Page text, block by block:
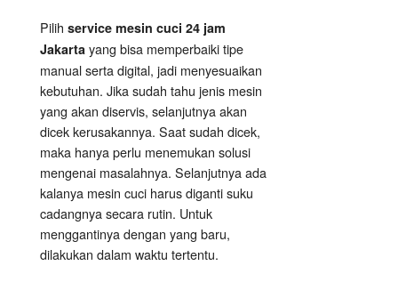
Pilih service mesin cuci 24 jam
Jakarta yang bisa memperbaiki tipe
manual serta digital, jadi menyesuaikan
kebutuhan. Jika sudah tahu jenis mesin
yang akan diservis, selanjutnya akan
dicek kerusakannya. Saat sudah dicek,
maka hanya perlu menemukan solusi
mengenai masalahnya. Selanjutnya ada
kalanya mesin cuci harus diganti suku
cadangnya secara rutin. Untuk
menggantinya dengan yang baru,
dilakukan dalam waktu tertentu.